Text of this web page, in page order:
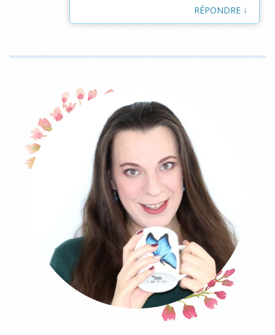
RÉPONDRE ↓